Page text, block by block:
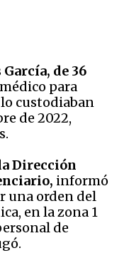
de 36
para
custodiaban
de 2022,
Dirección
informó
una orden del
en la zona 1
de